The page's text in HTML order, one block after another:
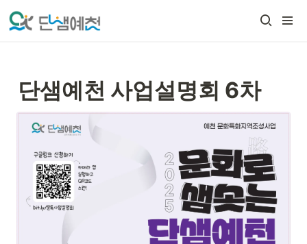
단샘예천 사업설명회 6차